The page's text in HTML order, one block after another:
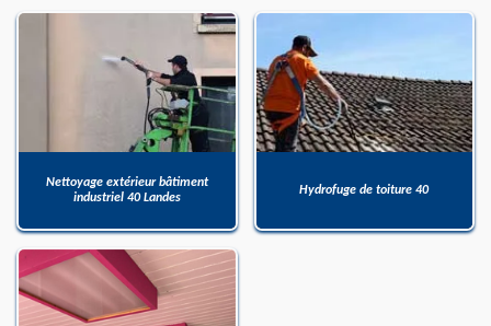
Nettoyage extérieur bâtiment
industriel 40 Landes
Hydrofuge de toiture 40